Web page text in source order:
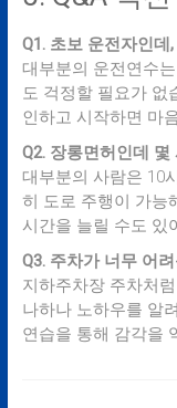
Q1. 초보 운전자인
대부분의 운전연수
도 걱정할 필요가 없
인하고 시작하면 마
Q2. 장롱면허인데
대부분의 사람은 10
히 도로 주행이 가능
시간을 늘릴 수도 있
Q3. 주차가 너무 어
지하주차장 주차처
나하나 노하우를 알
연습을 통해 감각을